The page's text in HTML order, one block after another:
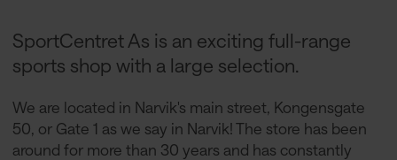
SportCentret As is an exciting full-range
sports shop with a large selection.
We are located in Narvik's main street, Kongensgate
50, or Gate 1 as we say in Narvik! The store has been
around for more than 30 years and has constantly